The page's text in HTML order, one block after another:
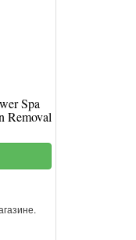
Spa
Removal